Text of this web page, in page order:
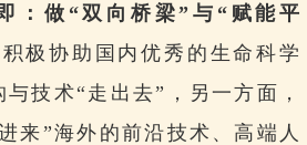
：做“双向桥梁”与“赋能平
极协助国内优秀的生命科学
技术“走出去”，另一方面，
来”海外的前沿技术、高端人